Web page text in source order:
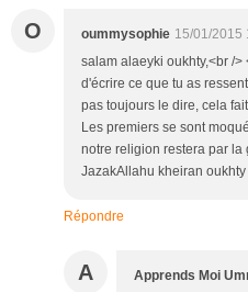
O oummysophie 15/01/2015
salam alaeyki oukhty,<br /
d'écrire ce que tu as
pas toujours le dire, cela
Les premiers se sont
notre religion restera par la
JazakAllahu kheiran oukhty
Répondre
A Apprends Moi